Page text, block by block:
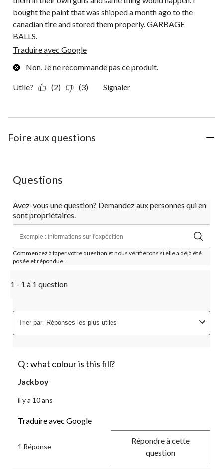
bought the paint that was shipped a month ago to the
canadian tire and stored them properly. GARBAGE
BALLS.
Traduire avec Google
Non, Je ne recommande pas ce produit.
Utile? (2) (3) Signaler
Foire aux questions
Questions
Avez-vous une question? Demandez aux personnes qui en
sont propriétaires.
Commencez à taper votre question et nous vérifierons si elle a déjà été
posée et répondue.
1 - 1 à 1 question
Trier par Réponses les plus utiles
Q : what colour is this fill?
Jackboy
il y a 10 ans
Traduire avec Google
1 Réponse
Répondre à cette
question